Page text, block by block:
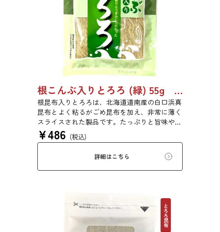
根こんぶ入りとろろ (緑) 55g 単品 5袋セット 20袋セット 3054
根昆布入りとろろは、北海道道南産の白口浜真
昆布とよく粘るがごめ昆布を加え、非常に薄く
スライスされた製品です。たっぷりと旨味や粘
りがあり、昆布本来の風味を存分にご賞味いた
だけます。現代の食生活にぜひ一日一度、お好
¥486 (税込)
詳細はこちら
とろろ昆布